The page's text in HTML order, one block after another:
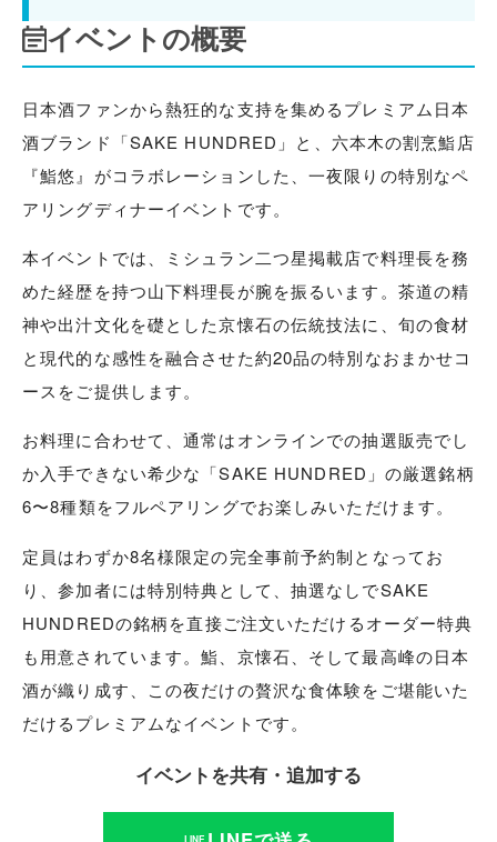
イベントの概要
日本酒ファンから熱狂的な支持を集めるプレミアム日本
酒ブランド「SAKE HUNDRED」と、六本木の割烹鮨店
『鮨悠』がコラボレーションした、一夜限りの特別なペ
アリングディナーイベントです。
本イベントでは、ミシュラン二つ星掲載店で料理長を務
めた経歴を持つ山下料理長が腕を振るいます。茶道の精
神や出汁文化を礎とした京懐石の伝統技法に、旬の食材
と現代的な感性を融合させた約20品の特別なおまかせコ
ースをご提供します。
お料理に合わせて、通常はオンラインでの抽選販売でし
か入手できない希少な「SAKE HUNDRED」の厳選銘柄
6〜8種類をフルペアリングでお楽しみいただけます。
定員はわずか8名様限定の完全事前予約制となってお
り、参加者には特別特典として、抽選なしでSAKE
HUNDREDの銘柄を直接ご注文いただけるオーダー特典
も用意されています。鮨、京懐石、そして最高峰の日本
酒が織り成す、この夜だけの贅沢な食体験をご堪能いた
だけるプレミアムなイベントです。
イベントを共有・追加する